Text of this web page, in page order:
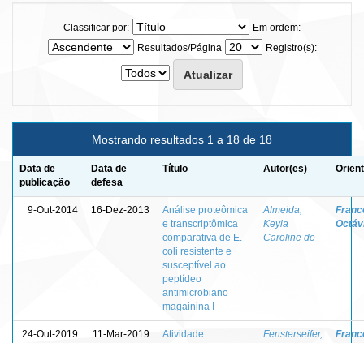
Classificar por:
Em ordem:
Resultados/Página
Registro(s):
Mostrando resultados 1 a 18 de 18
Data de
publicação
Data de
defesa
Título Autor(es)
9-Out-2014 16-Dez-2013
Análise proteômica
e transcriptômica
comparativa de E.
coli resistente e
susceptível ao
peptídeo
antimicrobiano
magainina I
Almeida,
Keyla
Caroline de
24-Out-2019 11-Mar-2019
Atividade
Fensterseifer,